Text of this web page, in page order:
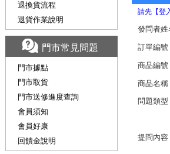
請先【登
發問者姓
訂單編號
商品編號
商品名稱
問題類型
提問內容
退換貨流程
退貨作業說明
門市常見問題
門市據點
門市取貨
門市送修進度查詢
會員須知
會員好康
回饋金說明